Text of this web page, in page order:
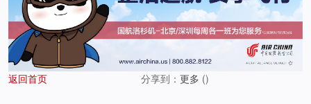
返回首页 分享到： 更多 ()